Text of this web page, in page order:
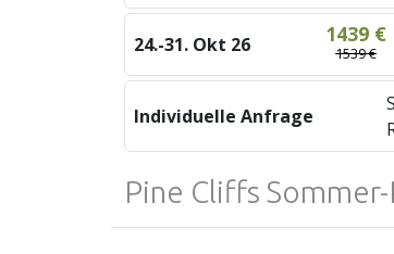
24.-31. Okt 26 1439 €
1539 €
Individuelle Anfrage
Pine Cliffs